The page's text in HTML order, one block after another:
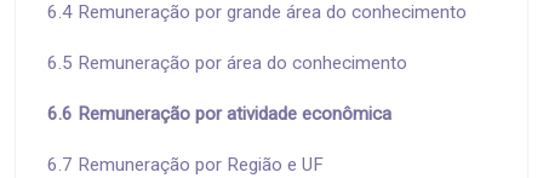
6.4 Remuneração por grande área do conhecimento
6.5 Remuneração por área do conhecimento
6.6 Remuneração por atividade econômica
6.7 Remuneração por Região e UF